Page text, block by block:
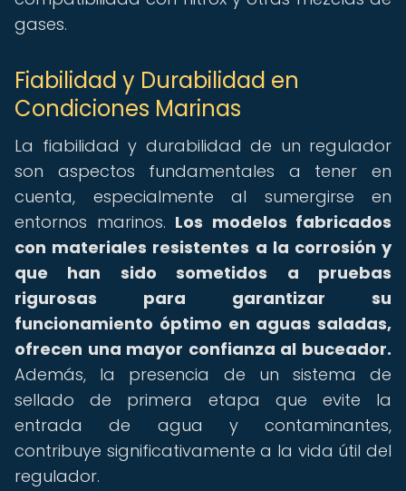
gases.
Fiabilidad y Durabilidad en
Condiciones Marinas
La fiabilidad y durabilidad de un regulador
son aspectos fundamentales a tener en
cuenta, especialmente al sumergirse en
entornos marinos. Los modelos fabricados
con materiales resistentes a la corrosión y
que han sido sometidos a pruebas
rigurosas para garantizar su
funcionamiento óptimo en aguas saladas,
ofrecen una mayor confianza al buceador.
Además, la presencia de un sistema de
sellado de primera etapa que evite la
entrada de agua y contaminantes,
contribuye significativamente a la vida útil del
regulador.